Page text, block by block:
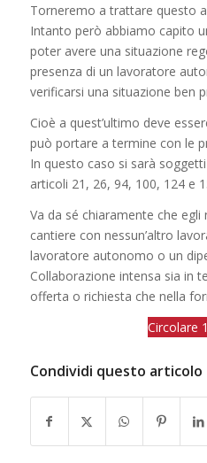
Torneremo a trattare questo
Intanto però abbiamo capito
poter avere una situazione
presenza di un lavoratore
verificarsi una situazione ben
Cioè a quest’ultimo deve
può portare a termine con le
In questo caso si sarà
articoli 21, 26, 94, 100, 124 e
Va da sé chiaramente che
cantiere con nessun’altro
lavoratore autonomo o un
Collaborazione intensa sia in
offerta o richiesta che nella
Circolare
Condividi questo articolo